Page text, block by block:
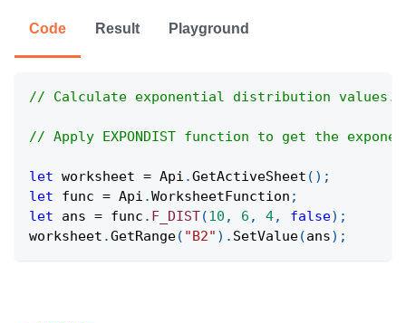
Code Result Playground
// Calculate exponential distribution values.
// Apply EXPONDIST function to get the
let worksheet = Api .GetActiveSheet ( ) ;
let func = Api .WorksheetFunction ;
let ans = func . F_DIST(10 , 6 , 4, false) ;
worksheet .GetRange( "B2" ) . SetValue(ans) ;